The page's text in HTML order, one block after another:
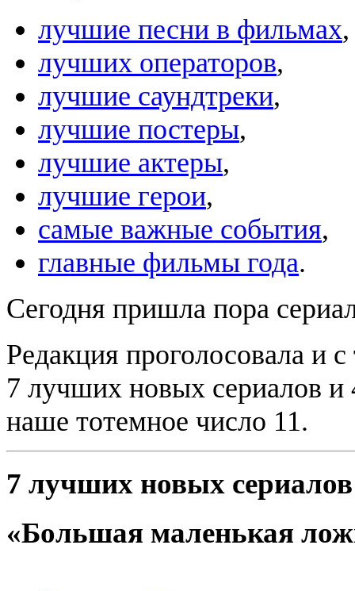
лучшие песни в фильмах,
лучших операторов,
лучшие саундтреки,
лучшие постеры,
лучшие актеры,
лучшие герои,
самые важные события,
главные фильмы года.
Сегодня пришла пора
Редакция проголосовала и
7 лучших новых сериалов
наше тотемное число 11.
7 лучших новых сериалов
«Большая маленькая